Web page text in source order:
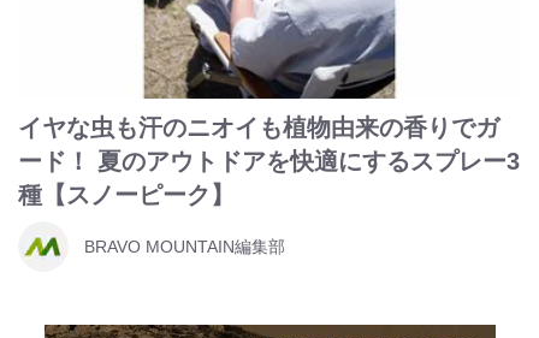
イヤな虫も汗のニオイも植物由来の香りでガ
ード！ 夏のアウトドアを快適にするスプレー3
種【スノーピーク】
BRAVO MOUNTAIN編集部